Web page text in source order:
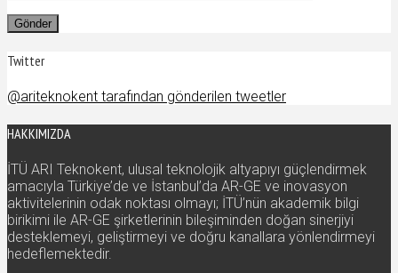
Twitter
@ariteknokent tarafından gönderilen tweetler
HAKKIMIZDA
İTÜ ARI Teknokent, ulusal teknolojik altyapıyı güçlendirmek
amacıyla Türkiye’de ve İstanbul’da AR-GE ve inovasyon
aktivitelerinin odak noktası olmayı; İTÜ’nün akademik bilgi
birikimi ile AR-GE şirketlerinin bileşiminden doğan sinerjiyi
desteklemeyi, geliştirmeyi ve doğru kanallara yönlendirmeyi
hedeflemektedir.